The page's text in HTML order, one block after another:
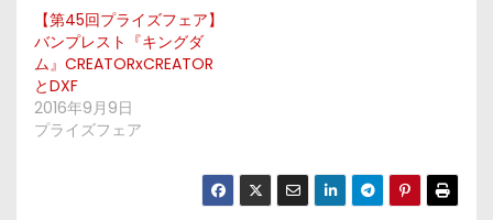
【第45回プライズフェア】
バンプレスト『キングダ
ム』CREATORxCREATOR
とDXF
2016年9月9日
プライズフェア